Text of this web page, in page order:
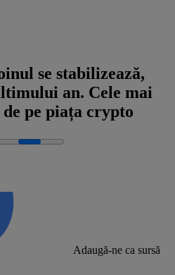
se stabilizează,
an. Cele mai
pe piața crypto
Adaugă-ne ca sursă